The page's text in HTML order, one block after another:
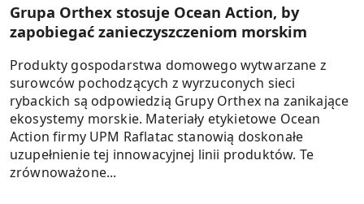
Grupa Orthex stosuje Ocean Action, by
zapobiegać zanieczyszcze­niom morskim
Produkty gospodarstwa domowego wytwarzane z
surowców pochodzących z wyrzuconych sieci
rybackich są odpowiedzią Grupy Orthex na zanikające
ekosystemy morskie. Materiały etykietowe Ocean
Action firmy UPM Raflatac stanowią doskonałe
uzupełnienie tej innowacyjnej linii produktów. Te
zrównoważone...